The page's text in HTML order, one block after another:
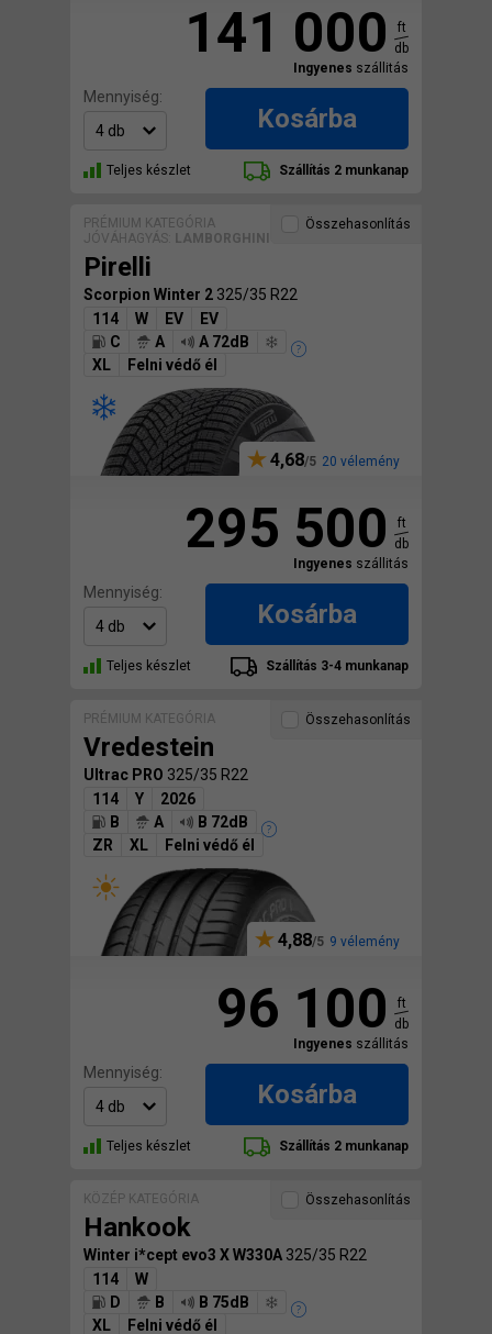
141 000
ft
db
Ingyenes szállitás
Mennyiség:
Kosárba
Teljes készlet Szállítás 2 munkanap
PRÉMIUM KATEGÓRIA
JÓVÁHAGYÁS:
LAMBORGHINI
Pirelli
Scorpion Winter 2 325/35 R22
114
W EV
EV
C
A
A 72dB
XL
Felni védő él
4,68 20 vélemény
Összehasonlítás
295 500
ft
db
Ingyenes szállitás
Mennyiség:
Kosárba
Teljes készlet Szállítás 3-4 munkanap
PRÉMIUM KATEGÓRIA
Vredestein
Ultrac PRO 325/35 R22
114
Y
2026
B
A
B 72dB
ZR
XL Felni védő él
4,88 9 vélemény
Összehasonlítás
96 100
ft
db
Ingyenes szállitás
Mennyiség:
Kosárba
Teljes készlet Szállítás 2 munkanap
KÖZÉP KATEGÓRIA
Hankook
Winter i*cept evo3 X W330A 325/35 R22
114
W
D
B
B 75dB
XL
Felni védő él
Összehasonlítás